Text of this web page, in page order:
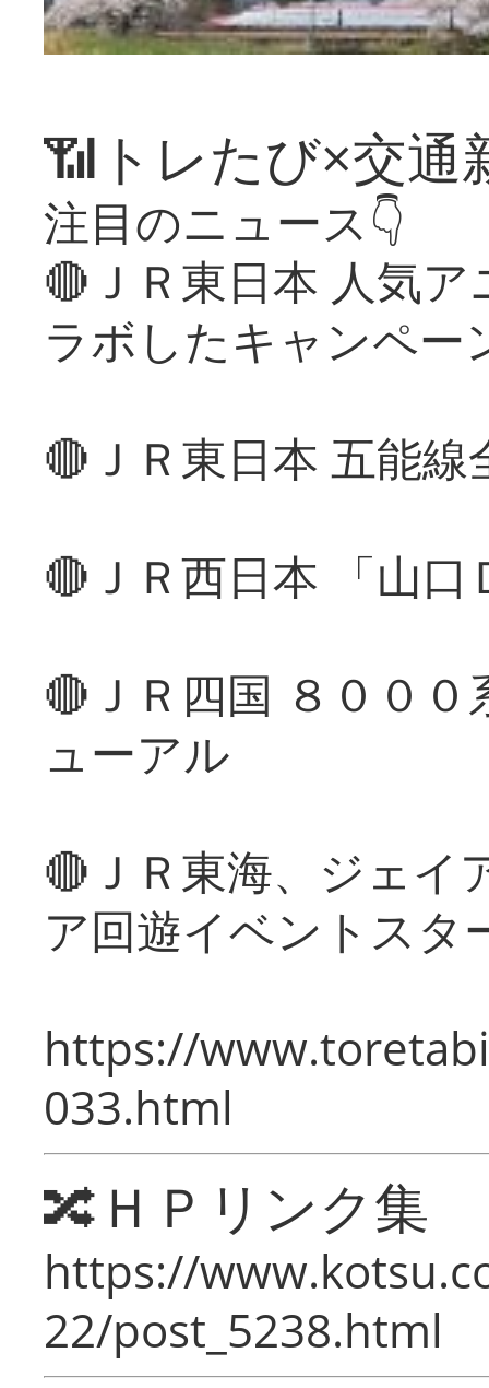
📶トレたび×交通
注目のニュース👇
🔴ＪＲ東日本 人気
ラボしたキャンペー
🔴ＪＲ東日本 五能
🔴ＪＲ西日本 「山
🔴ＪＲ四国 ８００
ューアル
🔴ＪＲ東海、ジェイ
ア回遊イベントスタ
https://
033.html
🔀ＨＰリンク集
https://
22/post_5238.html